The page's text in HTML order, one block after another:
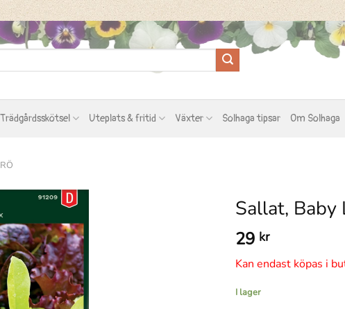
Trädgårdsskötsel Uteplats & fritid Växter Solhaga tipsar Om Solhaga
Sallat, Baby
29 kr
Kan endast köpas i
I lager